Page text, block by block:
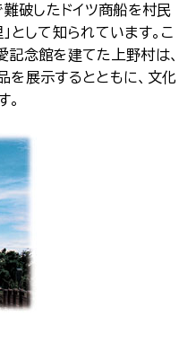
難破したドイツ商船を村民
として知られています。こ
念館を建てた上野村は、
展示するとともに、文化